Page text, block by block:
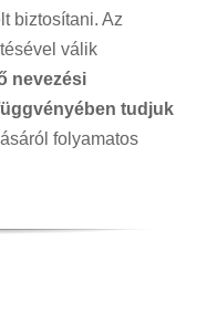
biztosítani. Az
válik
nevezési
tudjuk
folyamatos